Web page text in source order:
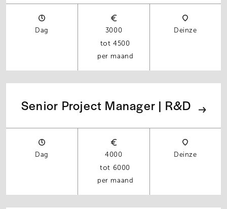
Dag
3000
4500
per maand
Deinze
Senior Project Manager | R&D
Dag
4000
6000
per maand
Deinze